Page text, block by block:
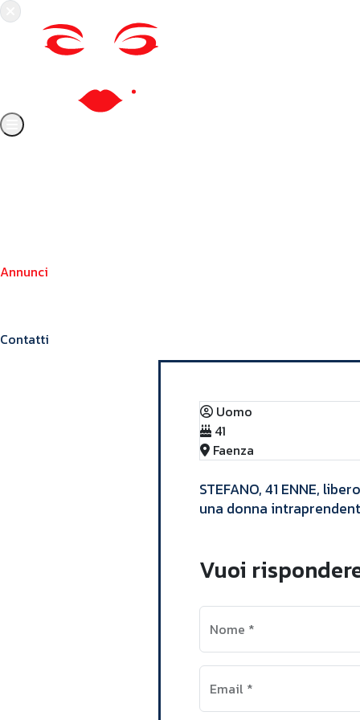
Annunci
Contatti
Uomo
41
Faenza
​STEFANO, 41 ENNE,
una donna
Vuoi
Nome *
Email *